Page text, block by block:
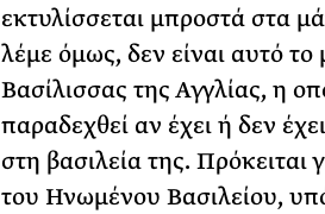
εκτυλίσσεται μπροστά στα
λέμε όμως, δεν είναι αυτό
Βασίλισσας της Αγγλίας, η
παραδεχθεί αν έχει ή δεν
στη βασιλεία της. Πρόκειται
του Ηνωμένου Βασιλείου,